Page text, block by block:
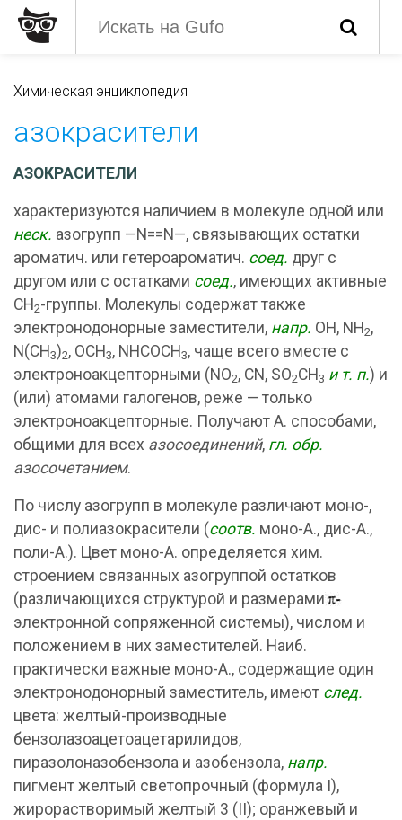
Химическая энциклопедия
азокрасители
АЗОКРАСИТЕЛИ
характеризуются наличием в молекуле одной или
неск. азогрупп —N==N—, связывающих остатки
ароматич. или гетероароматич. соед. друг с
другом или с остатками соед., имеющих активные
CH 2-группы. Молекулы содержат также
электронодонорные заместители, напр. OH, NH 2,
N(CH 3)2, OCH 3, NHCOCH 3, чаще всего вместе с
электроноакцепторными (NO2, CN, SO2CH 3 и т. п.) и
(или) атомами галогенов, реже — только
электроноакцепторные. Получают А. способами,
общими для всех азосоединений, гл. обр.
азосочетанием.
По числу азогрупп в молекуле различают моно-,
дис- и полиазокрасители (соотв. моно-А., дис-А.,
поли-А.). Цвет моно-А. определяется хим.
строением связанных азогруппой остатков
(различающихся структурой и размерами
электронной сопряженной системы), числом и
положением в них заместителей. Наиб.
практически важные моно-А., содержащие один
электронодонорный заместитель, имеют след.
цвета: желтый-производные
бензолазоацетоацетарилидов,
пиразолоназобензола и азобензола, напр.
пигмент желтый светопрочный (формула I),
жирорастворимый желтый 3 (II); оранжевый и